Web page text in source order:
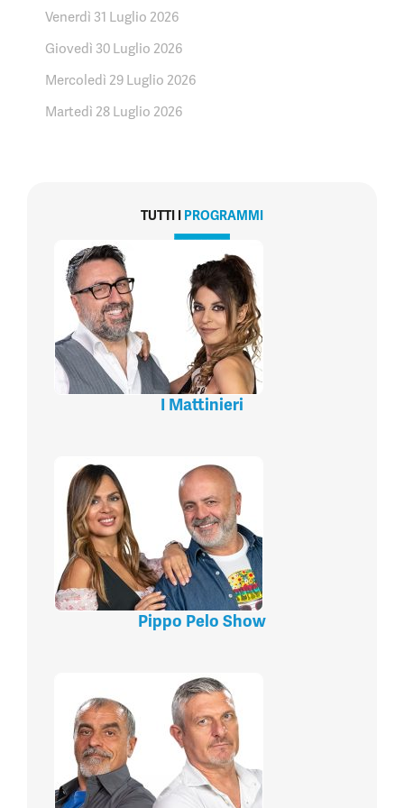
Venerdì 31 Luglio 2026
Giovedì 30 Luglio 2026
Mercoledì 29 Luglio 2026
Martedì 28 Luglio 2026
TUTTI I PROGRAMMI
I Mattinieri
Pippo Pelo Show